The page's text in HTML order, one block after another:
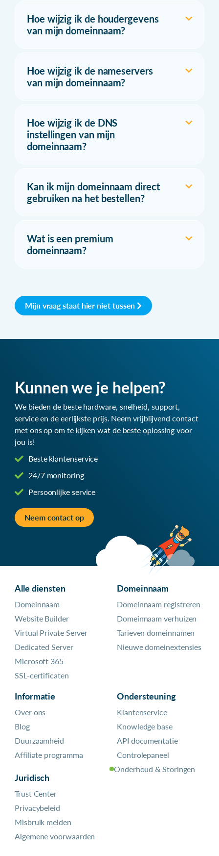
Hoe wijzig ik de houdergevens
van mijn domeinnaam?
Hoe wijzig ik de nameservers
van mijn domeinnaam?
Hoe wijzig ik de DNS
instellingen van mijn
domeinnaam?
Kan ik mijn domeinnaam direct
gebruiken na het bestellen?
Wat is een premium
domeinnaam?
Mijn vraag staat hier niet tussen
Kunnen we je helpen?
We bieden de beste hardware, snelheid, support,
service en de eerlijkste prijs. Neem vrijblijvend contact
met ons op om te kijken wat de beste oplossing voor
jou is!
Beste klantenservice
24/7 monitoring
Persoonlijke service
Neem contact op
Alle diensten
Domeinnaam
Website Builder
Virtual Private Server
Dedicated Server
Microsoft 365
SSL-certificaten
Domeinnaam
Domeinnaam registreren
Domeinnaam verhuizen
Tarieven domeinnamen
Nieuwe domeinextensies
Informatie
Over ons
Blog
Duurzaamheid
Affiliate programma
Juridisch
Trust Center
Privacybeleid
Misbruik melden
Algemene voorwaarden
Ondersteuning
Klantenservice
Knowledge base
API documentatie
Controlepaneel
Onderhoud & Storingen